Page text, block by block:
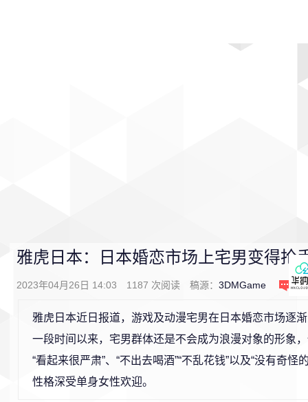
雅虎日本：日本婚恋市场上宅男变得抢
2023年04月26日 14:03 1187 次阅读 稿源： 3DMGame 0
雅虎日本近日报道，游戏及动漫宅男在日本婚恋市场逐
一段时间以来，宅男群体还是不会成为浪漫对象的形象
“看起来很严肃”、“不出去喝酒”“不乱花钱”以及“没有奇怪
性格深受单身女性欢迎。